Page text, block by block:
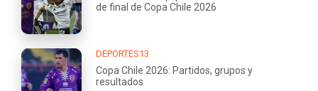
de final de Copa Chile 2026
DEPORTES13
Copa Chile 2026: Partidos, grupos y
resultados